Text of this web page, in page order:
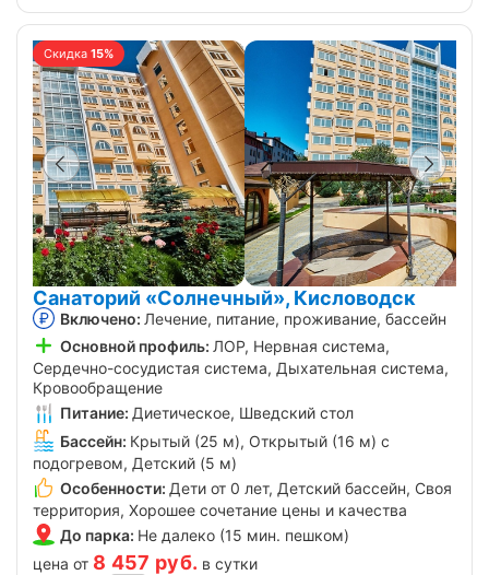
Скидка 15%
Санаторий «Солнечный», Кисловодск
Включено: Лечение, питание, проживание, бассейн
Основной профиль: ЛОР, Нервная система,
Сердечно-сосудистая система, Дыхательная система,
Кровообращение
Питание: Диетическое, Шведский стол
Бассейн: Крытый (25 м), Открытый (16 м) с
подогревом, Детский (5 м)
Особенности: Дети от 0 лет, Детский бассейн, Своя
территория, Хорошее сочетание цены и качества
До парка: Не далеко (15 мин. пешком)
цена от 8 457 руб. в сутки